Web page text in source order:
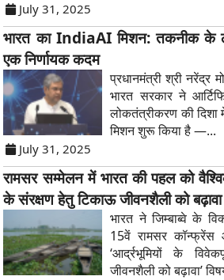
July 31, 2025
भारत का IndiaAI मिशन: तकनीक के
एक निर्णायक कदम
प्रधानमंत्री श्री नरेंद्र
भारत सरकार ने
लोकतंत्रीकरण की
मिशन शुरू किया है —...
July 31, 2025
रामसर सम्मेलन में भारत की पहल को
के संरक्षण हेतु टिकाऊ जीवनशैली को बढ़ावा
भारत ने जिम्बाब्वे के
15वें रामसर कॉन्फ्रेंस
‘आर्द्रभूमियों के
जीवनशैली को बढ़ावा’